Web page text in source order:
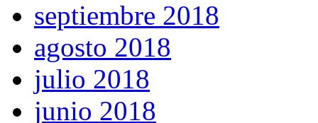
septiembre 2018
agosto 2018
julio 2018
junio 2018